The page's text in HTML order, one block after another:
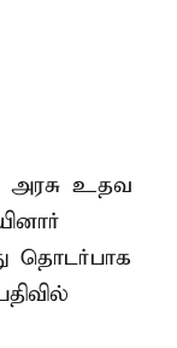
அரசு உதவ
தொடர்பாக